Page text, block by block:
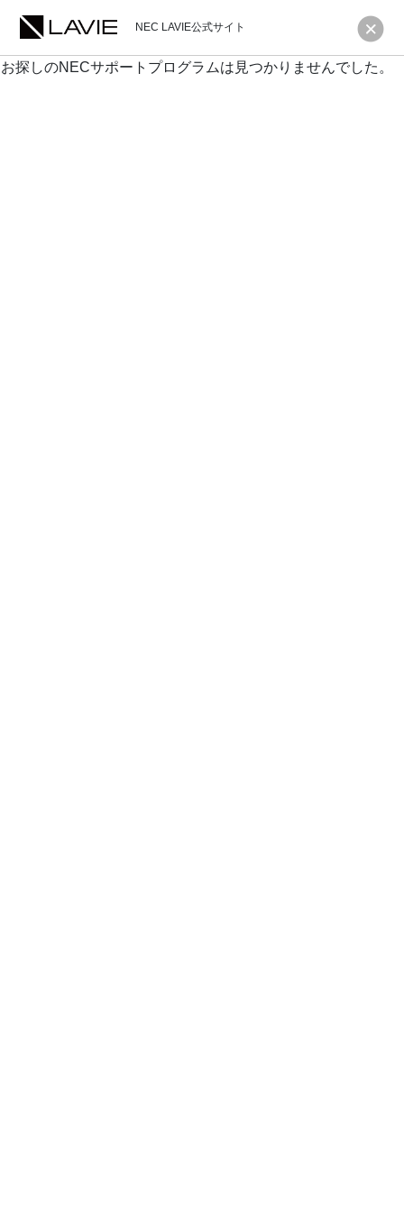
NEC LAVIE公式サイト
お探しのNECサポートプログラムは見つかりませんでした。